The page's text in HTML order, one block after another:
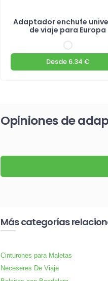
Adaptador enchufe
de viaje para Europa
Desde 6.34 €
Opiniones de
Más categorías
Cinturones para Maletas
Neceseres De Viaje